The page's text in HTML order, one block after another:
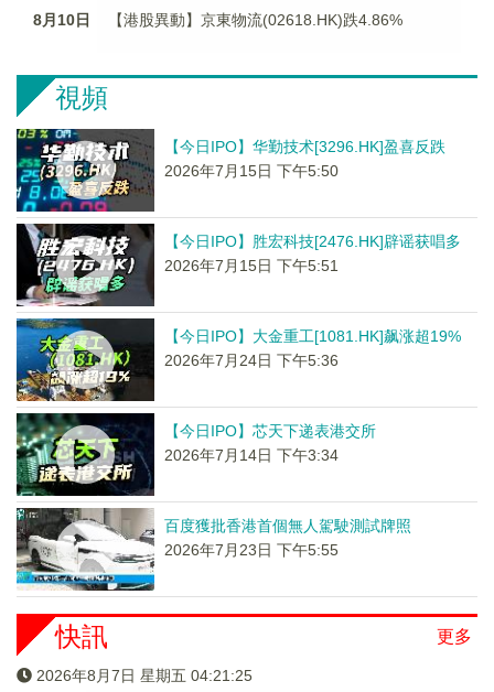
8月10日 【港股異動】京東物流(02618.HK)跌4.86%
視頻
【今日IPO】华勤技术[3296.HK]盈喜反跌
2026年7月15日 下午5:50
【今日IPO】胜宏科技[2476.HK]辟谣获唱多
2026年7月15日 下午5:51
【今日IPO】大金重工[1081.HK]飙涨超19%
2026年7月24日 下午5:36
【今日IPO】芯天下递表港交所
2026年7月14日 下午3:34
百度獲批香港首個無人駕駛測試牌照
2026年7月23日 下午5:55
更多
快訊
2026年8月7日 星期五 04:21:25